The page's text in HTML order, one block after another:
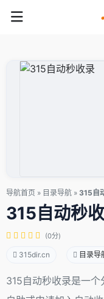
导航首页 » 目录导航 » 315自
315自动秒
(0分)
315dir.cn 目录导
315自动秒收录是一